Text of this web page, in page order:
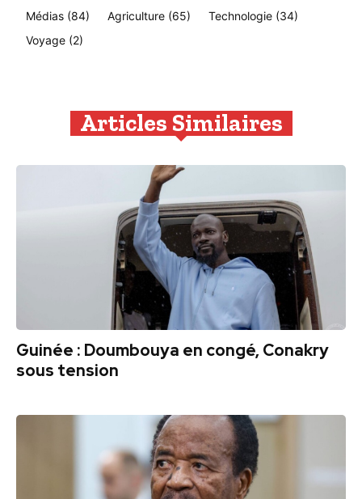
Médias (84) Agriculture (65) Technologie (34)
Voyage (2)
Articles Similaires
Guinée : Doumbouya en congé, Conakry
sous tension